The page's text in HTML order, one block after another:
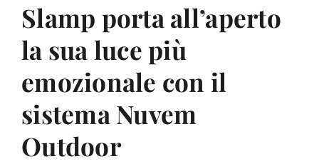
Slamp porta all’aperto
la sua luce più
emozionale con il
sistema Nuvem
Outdoor